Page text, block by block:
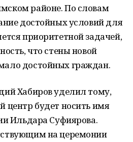
районе. По словам
достойных условий для
приоритетной задачей,
что стены новой
достойных граждан.
Хабиров уделил тому,
центр будет носить имя
Ильдара Суфиярова.
на церемонии